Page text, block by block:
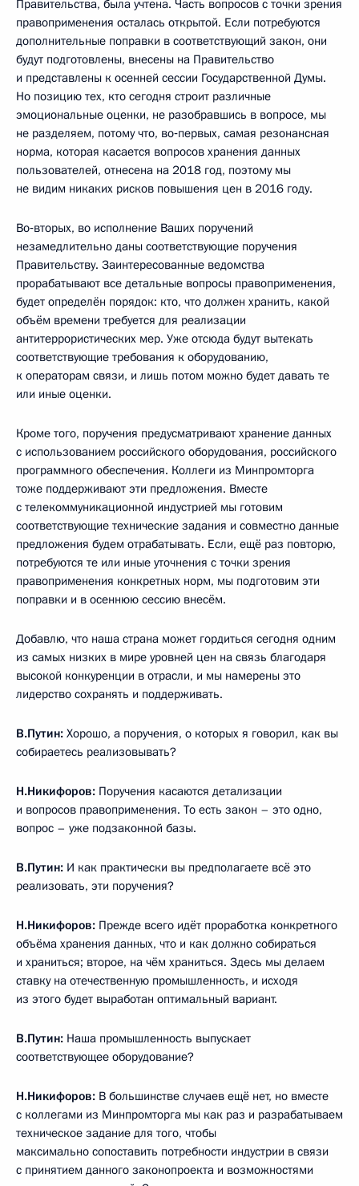
Правительства, была учтена. Часть вопросов с точки зрения
правоприменения осталась открытой. Если потребуются
дополнительные поправки в соответствующий закон, они
будут подготовлены, внесены на Правительство
и представлены к осенней сессии Государственной Думы.
Но позицию тех, кто сегодня строит различные
эмоциональные оценки, не разобравшись в вопросе, мы
не разделяем, потому что, во‑первых, самая резонансная
норма, которая касается вопросов хранения данных
пользователей, отнесена на 2018 год, поэтому мы
не видим никаких рисков повышения цен в 2016 году.
Во‑вторых, во исполнение Ваших поручений
незамедлительно даны соответствующие поручения
Правительству. Заинтересованные ведомства
прорабатывают все детальные вопросы правоприменения,
будет определён порядок: кто, что должен хранить, какой
объём времени требуется для реализации
антитеррористических мер. Уже отсюда будут вытекать
соответствующие требования к оборудованию,
к операторам связи, и лишь потом можно будет давать те
или иные оценки.
Кроме того, поручения предусматривают хранение данных
с использованием российского оборудования, российского
программного обеспечения. Коллеги из Минпромторга
тоже поддерживают эти предложения. Вместе
с телекоммуникационной индустрией мы готовим
соответствующие технические задания и совместно данные
предложения будем отрабатывать. Если, ещё раз повторю,
потребуются те или иные уточнения с точки зрения
правоприменения конкретных норм, мы подготовим эти
поправки и в осеннюю сессию внесём.
Добавлю, что наша страна может гордиться сегодня одним
из самых низких в мире уровней цен на связь благодаря
высокой конкуренции в отрасли, и мы намерены это
лидерство сохранять и поддерживать.
В.Путин: Хорошо, а поручения, о которых я говорил, как вы
собираетесь реализовывать?
Н.Никифоров: Поручения касаются детализации
и вопросов правоприменения. То есть закон – это одно,
вопрос – уже подзаконной базы.
В.Путин: И как практически вы предполагаете всё это
реализовать, эти поручения?
Н.Никифоров: Прежде всего идёт проработка конкретного
объёма хранения данных, что и как должно собираться
и храниться; второе, на чём храниться. Здесь мы делаем
ставку на отечественную промышленность, и исходя
из этого будет выработан оптимальный вариант.
В.Путин: Наша промышленность выпускает
соответствующее оборудование?
Н.Никифоров: В большинстве случаев ещё нет, но вместе
с коллегами из Минпромторга мы как раз и разрабатываем
техническое задание для того, чтобы
максимально сопоставить потребности индустрии в связи
с принятием данного законопроекта и возможностями